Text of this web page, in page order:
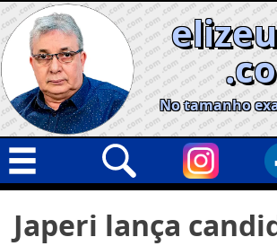
Skip
to
content
No tamanho
Geral
por:
Japeri lança